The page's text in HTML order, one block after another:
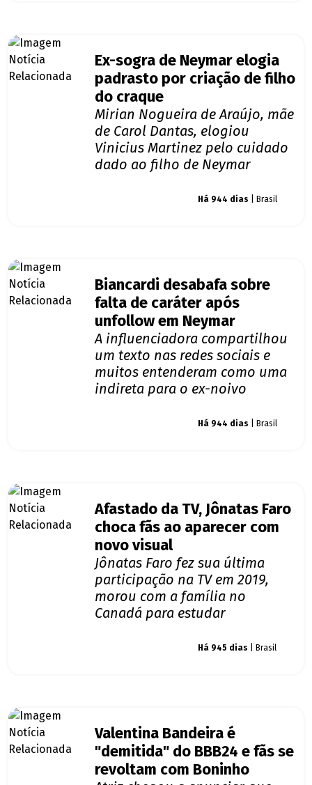
Ex-sogra de Neymar elogia
padrasto por criação de filho
do craque
Mirian Nogueira de Araújo, mãe
de Carol Dantas, elogiou
Vinicius Martinez pelo cuidado
dado ao filho de Neymar
Há 944 dias | Brasil
Biancardi desabafa sobre
falta de caráter após
unfollow em Neymar
A influenciadora compartilhou
um texto nas redes sociais e
muitos entenderam como uma
indireta para o ex-noivo
Há 944 dias | Brasil
Afastado da TV, Jônatas Faro
choca fãs ao aparecer com
novo visual
Jônatas Faro fez sua última
participação na TV em 2019,
morou com a família no
Canadá para estudar
Há 945 dias | Brasil
Valentina Bandeira é
"demitida" do BBB24 e fãs se
revoltam com Boninho